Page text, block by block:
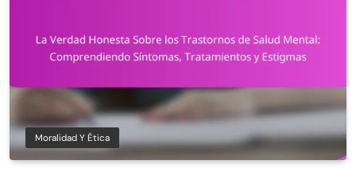
Moralidad Y Ética